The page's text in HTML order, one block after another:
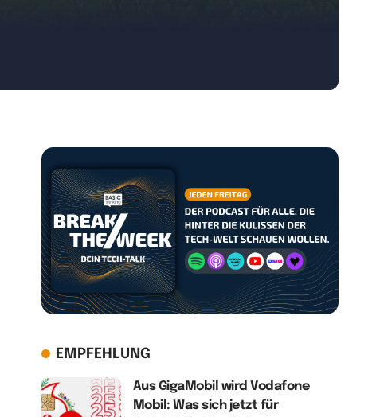
EMPFEHLUNG
Aus GigaMobil wird Vodafone
Mobil: Was sich jetzt für